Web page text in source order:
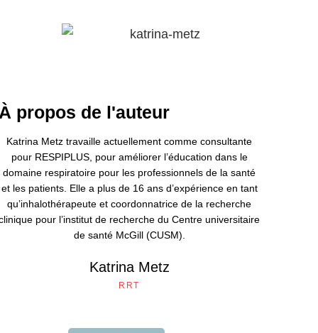
propos de l'auteur
Katrina Metz travaille actuellement comme consultante
pour RESPIPLUS, pour améliorer l’éducation dans le
domaine respiratoire pour les professionnels de la santé
et les patients. Elle a plus de 16 ans d’expérience en tant
qu’inhalothérapeute et coordonnatrice de la recherche
pour l’institut de recherche du Centre universitaire
de santé McGill (CUSM).
Katrina Metz
RRT